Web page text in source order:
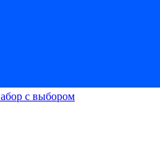
с выбором